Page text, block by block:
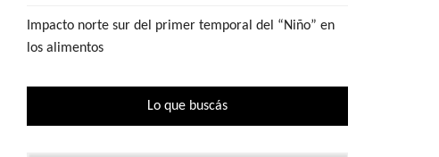
Impacto norte sur del primer temporal del “Niño” en
los alimentos
Lo que buscás